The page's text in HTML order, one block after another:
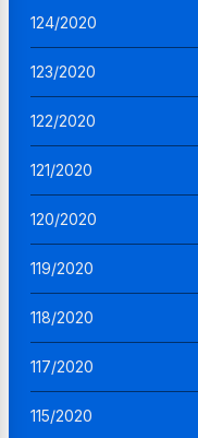
124/2020
123/2020
122/2020
121/2020
120/2020
119/2020
118/2020
117/2020
115/2020